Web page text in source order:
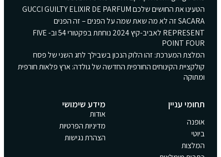
הטעינו את החושים שלכם GUCCI GUILTY ELIXIR DE PARFUM
SACARA זה לא מה שאת שמה על הפנים – זה הפנים
REPRESENT לאביב-קיץ 2024 נוחתת בפקטורי 54 וב- FIVE
POINT FOUR
המלצת המערכת: זהו הלוק הנכון בשבילך לחג השני של פסח
קולקציית הקינוחים החורפית החדשה של גולדה: ארץ פלאות חורפית
ומתוקה
תחומי עניין
אופנה
ביוטי
המלצות
מידע שימושי
אודות
מדיניות הפרטיות
הצהרת נגישות